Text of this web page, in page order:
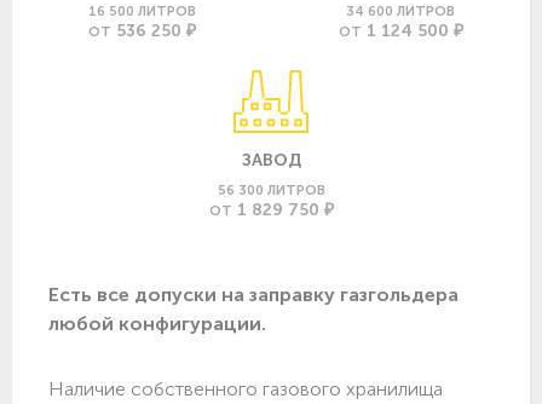
16 500 ЛИТРОВ
ОТ 536 250 ₽
34 600 ЛИТРОВ
ОТ 1 124 500 ₽
ЗАВОД
56 300 ЛИТРОВ
ОТ 1 829 750 ₽
Есть все допуски нa заправку газгольдера
любой конфигурации.
Наличие собственного газового хранилища